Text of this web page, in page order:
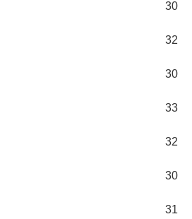
30
32
30
33
32
30
31